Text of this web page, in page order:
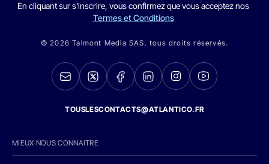
En cliquant sur s'inscrire, vous confirmez que vous acceptez nos
Termes et Conditions
© 2026 Talmont Media SAS. tous droits réservés.
TOUSLESCONTACTS@ATLANTICO.FR
MIEUX NOUS CONNAITRE